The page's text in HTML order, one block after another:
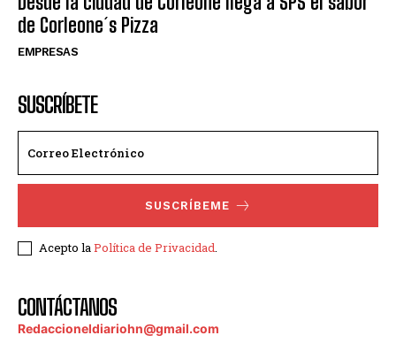
de Corleone´s Pizza
EMPRESAS
SUSCRÍBETE
SUSCRÍBEME
Acepto laPolítica de Privacidad.
CONTÁCTANOS
Redaccioneldiariohn@gmail.com